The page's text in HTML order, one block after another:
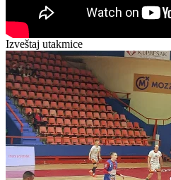
Izveštaj utakmice